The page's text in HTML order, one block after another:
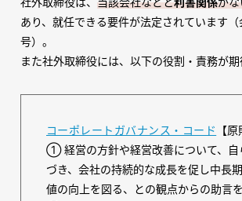
あり、就任できる要件が法定されています
号）。
また社外取締役には、以下の役割・責務が期
コーポレートガバナンス・コード
【
① 経営の方針や経営改善について、自
づき、会社の持続的な成長を促し中長
値の向上を図る、との観点からの助言